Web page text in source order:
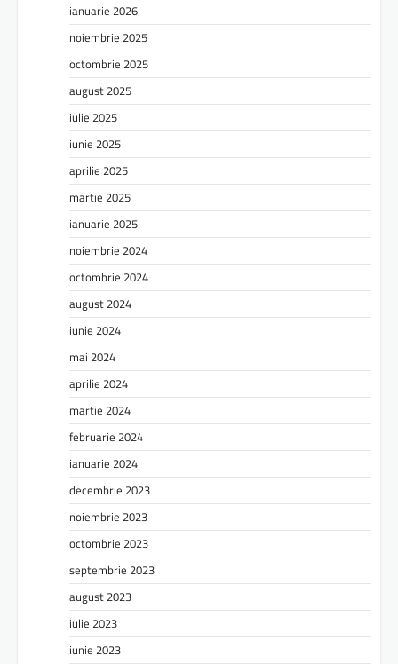
ianuarie 2026
noiembrie 2025
octombrie 2025
august 2025
iulie 2025
iunie 2025
aprilie 2025
martie 2025
ianuarie 2025
noiembrie 2024
octombrie 2024
august 2024
iunie 2024
mai 2024
aprilie 2024
martie 2024
februarie 2024
ianuarie 2024
decembrie 2023
noiembrie 2023
octombrie 2023
septembrie 2023
august 2023
iulie 2023
iunie 2023